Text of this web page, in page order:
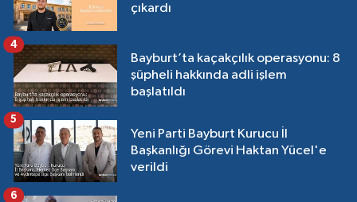
çıkardı
Bayburt’ta kaçakçılık operasyonu: 8
şüpheli hakkında adli işlem
başlatıldı
4
Yeni Parti Bayburt Kurucu İl
Başkanlığı Görevi Haktan Yücel'e
verildi
5
6